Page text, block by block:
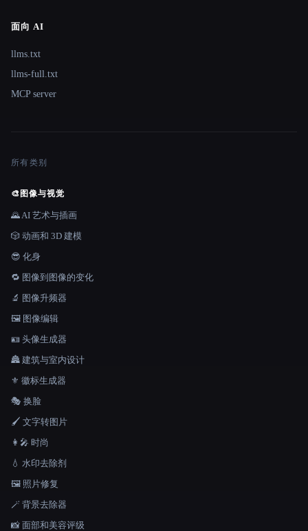
面向 AI
llms.txt
llms-full.txt
MCP server
所有类别
🎨 图像与视觉
🌄 AI 艺术与插画
🎲 动画和 3D 建模
😎 化身
🔁 图像到图像的变化
🔬 图像升频器
🖼️ 图像编辑
🪪 头像生成器
🏯 建筑与室内设计
⚜️ 徽标生成器
🎭 换脸
🖌️ 文字转图片
👩‍🎤 时尚
💧 水印去除剂
🖼️ 照片修复
🪄 背景去除器
📸 面部和美容评级